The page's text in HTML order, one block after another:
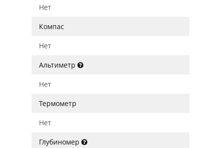
Нет
Компас
Нет
Альтиметр
Нет
Термометр
Нет
Глубиномер